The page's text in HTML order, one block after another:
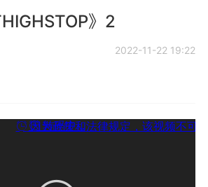
》2
2022-11-22 19:22